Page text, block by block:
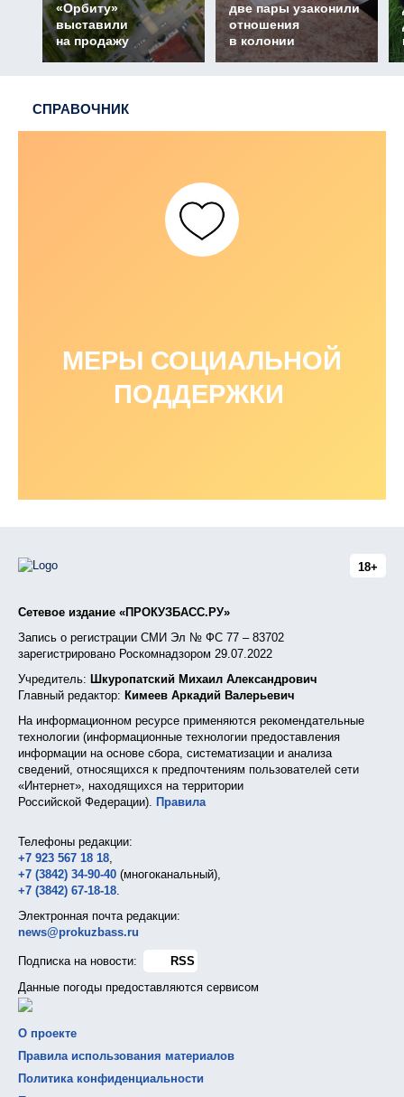
«Орбиту»
выставили
на продажу
две пары узаконили
отношения
в колонии
СПРАВОЧНИК
МЕРЫ СОЦИАЛЬНОЙ
ПОДДЕРЖКИ
18+
Сетевое издание «ПРОКУЗБАСС.РУ»
Запись о регистрации СМИ Эл № ФС 77 – 83702
зарегистрировано Роскомнадзором 29.07.2022
Учредитель: Шкуропатский Михаил Александрович
Главный редактор: Кимеев Аркадий Валерьевич
На информационном ресурсе применяются рекомендательные
технологии (информационные технологии предоставления
информации на основе сбора, систематизации и анализа
сведений, относящихся к предпочтениям пользователей сети
«Интернет», находящихся на территории
Российской Федерации). Правила
Телефоны редакции:
+7 923 567 18 18,
+7 (3842) 34-90-40 (многоканальный),
+7 (3842) 67-18-18.
Электронная почта редакции:
news@prokuzbass.ru
Подписка на новости:
RSS
Данные погоды предоставляются сервисом
О проекте
Правила использования материалов
Политика конфиденциальности